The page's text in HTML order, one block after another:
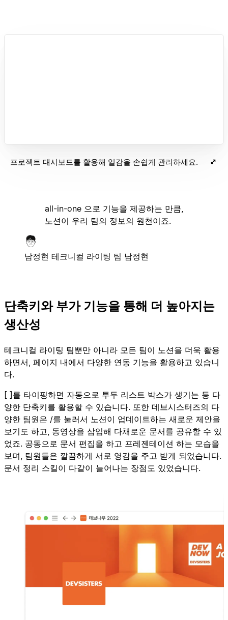
프로젝트 대시보드를 활용해 일감을 손쉽게 관리하세요.
all-in-one 으로 기능을 제공하는 만큼,
노션이 우리 팀의 정보의 원천이죠.
남정현 테크니컬 라이팅 팀 남정현
단축키와 부가 기능을 통해 더 높아지는
생산성
테크니컬 라이팅 팀뿐만 아니라 모든 팀이 노션을 더욱 활용
하면서, 페이지 내에서 다양한 연동 기능을 활용하고 있습니
다.
[ ]를 타이핑하면 자동으로 투두 리스트 박스가 생기는 등 다
양한 단축키를 활용할 수 있습니다. 또한 데브시스터즈의 다
양한 팀원은 /를 눌러서 노션이 업데이트하는 새로운 제안을
보기도 하고, 동영상을 삽입해 다채로운 문서를 공유할 수 있
었죠. 공동으로 문서 편집을 하고 프레젠테이션 하는 모습을
보며, 팀원들은 깔끔하게 서로 영감을 주고 받게 되었습니다.
문서 정리 스킬이 다같이 늘어나는 장점도 있었습니다.